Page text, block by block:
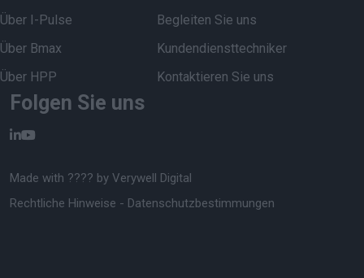
Über I-Pulse
Über Bmax
Über HPP
Begleiten Sie uns
Kundendiensttechniker
Kontaktieren Sie uns
Folgen Sie uns
Made with ???? by Verywell Digital
Rechtliche Hinweise - Datenschutzbestimmungen